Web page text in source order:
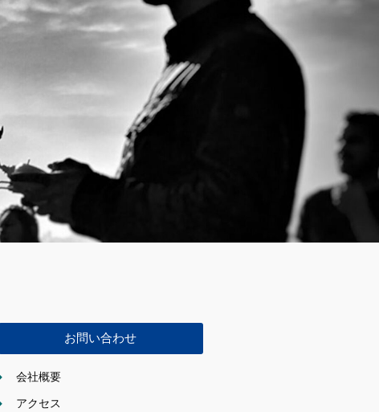
お問い合わせ
会社概要
アクセス